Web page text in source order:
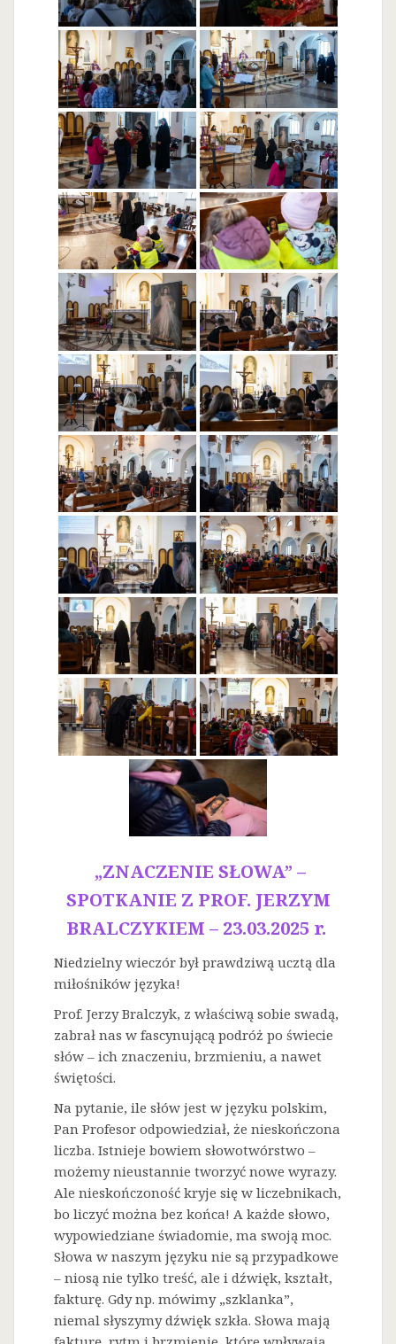
„ZNACZENIE SŁOWA” –
SPOTKANIE Z PROF. JERZYM
BRALCZYKIEM – 23.03.2025 r.
Niedzielny wieczór był prawdziwą ucztą dla
miłośników języka!
Prof. Jerzy Bralczyk, z właściwą sobie swadą,
zabrał nas w fascynującą podróż po świecie
słów – ich znaczeniu, brzmieniu, a nawet
świętości.
Na pytanie, ile słów jest w języku polskim,
Pan Profesor odpowiedział, że nieskończona
liczba. Istnieje bowiem słowotwórstwo –
możemy nieustannie tworzyć nowe wyrazy.
Ale nieskończoność kryje się w liczebnikach,
bo liczyć można bez końca! A każde słowo,
wypowiedziane świadomie, ma swoją moc.
Słowa w naszym języku nie są przypadkowe
– niosą nie tylko treść, ale i dźwięk, kształt,
fakturę. Gdy np. mówimy „szklanka”,
niemal słyszymy dźwięk szkła. Słowa mają